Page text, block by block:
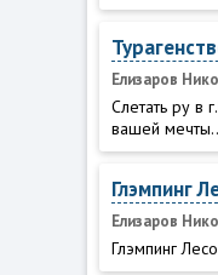
Елизаров
Слетать ру в
вашей
Глэмпинг
Елизаров
Глэмпинг